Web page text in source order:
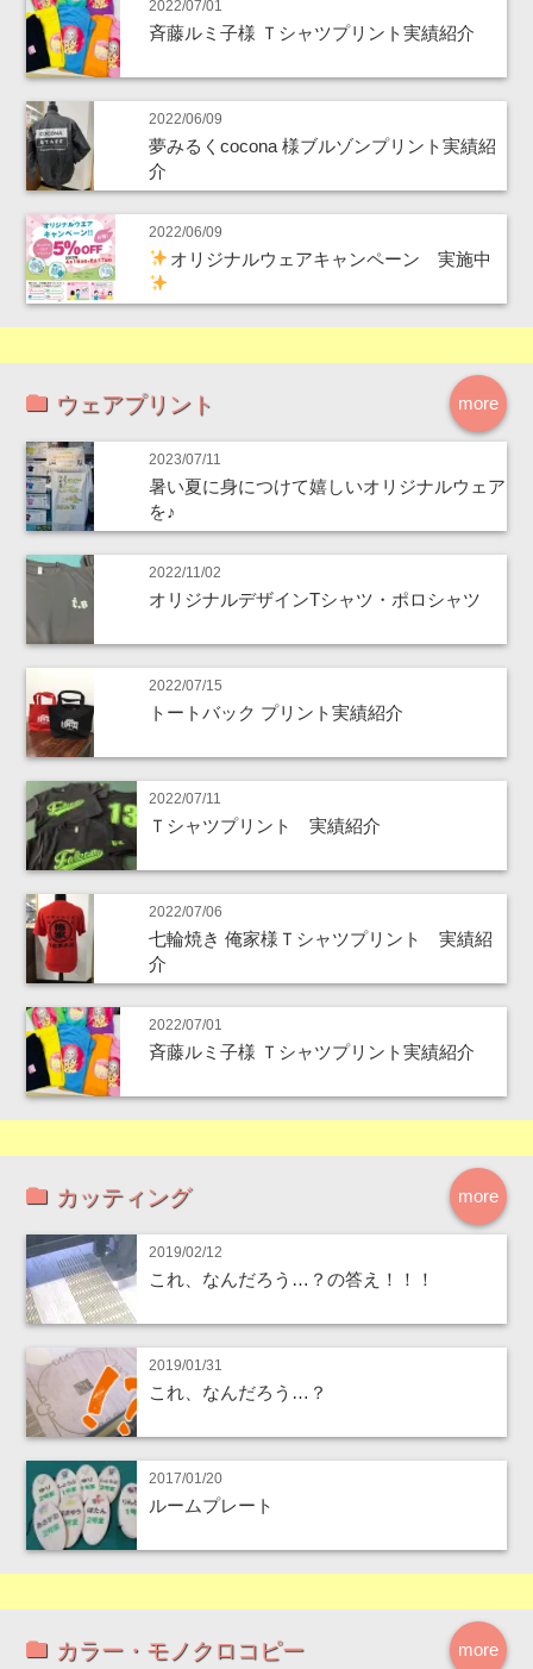
2022/07/01
斉藤ルミ子様 Ｔシャツプリント実績紹介
2022/06/09
夢みるくcocona 様ブルゾンプリント実績紹
介
2022/06/09
オリジナルウェアキャンペーン 実施中
more
ウェアプリント
2023/07/11
暑い夏に身につけて嬉しいオリジナルウェア
を♪
2022/11/02
オリジナルデザインTシャツ・ポロシャツ
2022/07/15
トートバック プリント実績紹介
2022/07/11
Ｔシャツプリント 実績紹介
2022/07/06
七輪焼き 俺家様Ｔシャツプリント 実績紹
介
2022/07/01
斉藤ルミ子様 Ｔシャツプリント実績紹介
more
カッティング
2019/02/12
これ、なんだろう…？の答え！！！
2019/01/31
これ、なんだろう…？
2017/01/20
ルームプレート
more
カラー・モノクロコピー